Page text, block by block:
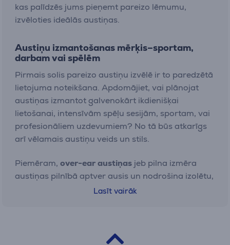
kas palīdzēs jums pieņemt pareizo lēmumu,
izvēloties ideālās austiņas.
Austiņu izmantošanas mērķis–sportam,
darbam vai spēlēm
Pirmais solis pareizo austiņu izvēlē ir to paredzētā
lietojuma noteikšana. Apdomājiet, vai plānojat
austiņas izmantot galvenokārt ikdienišķai
lietošanai, intensīvām spēļu sesijām, sportam, vai
profesionāliem uzdevumiem? No tā būs atkarīgs
arī vēlamais austiņu veids un stils.
Piemēram, over-ear austiņas jeb pilna izmēra
austiņas pilnībā aptver ausis un nodrošina izolētu,
komfortablu audio pieredzi. Šāda tipa austiņas
Lasīt vairāk